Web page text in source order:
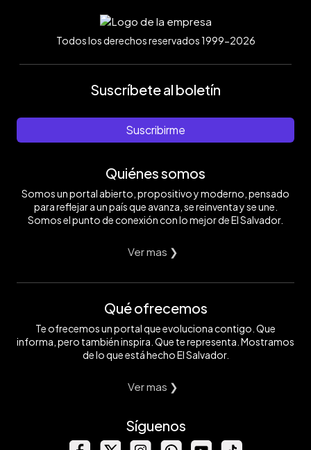
Todos los derechos reservados 1999-2026
Suscríbete al boletín
Suscribirme
Quiénes somos
Somos un portal abierto, propositivo y moderno, pensado
para reflejar a un país que avanza, se reinventa y se une.
Somos el punto de conexión con lo mejor de El Salvador.
Ver mas ❯
Qué ofrecemos
Te ofrecemos un portal que evoluciona contigo. Que
informa, pero también inspira. Que te representa. Mostramos
de lo que está hecho El Salvador.
Ver mas ❯
Síguenos